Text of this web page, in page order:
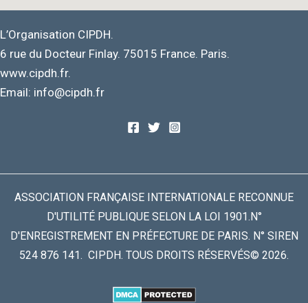
L’Organisation CIPDH.
6 rue du Docteur Finlay. 75015 France. Paris.
www.cipdh.fr.
Email: info@cipdh.fr
ASSOCIATION FRANÇAISE INTERNATIONALE RECONNUE
D'UTILITÉ PUBLIQUE SELON LA LOI 1901.N°
D'ENREGISTREMENT EN PRÉFECTURE DE PARIS. N° SIREN
524 876 141. CIPDH. TOUS DROITS RÉSERVÉS© 2026.